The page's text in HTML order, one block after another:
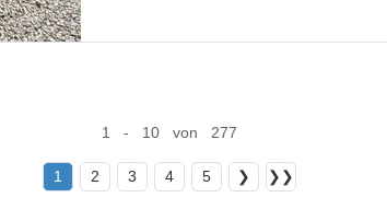
1 - 10 von 277
1 2 3 4 5 ❯ ❯❯